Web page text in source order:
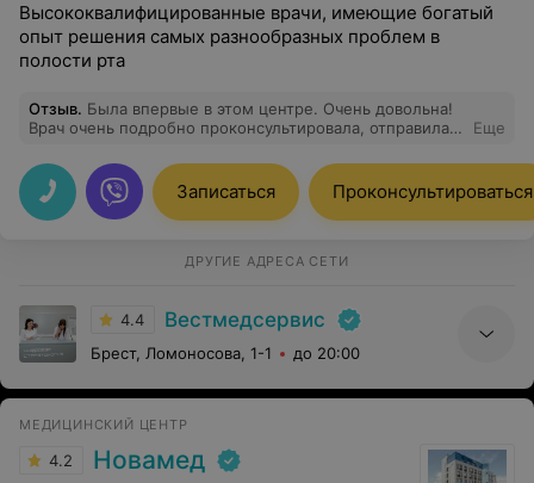
Высококвалифицированные врачи, имеющие богатый
опыт решения самых разнообразных проблем в
полости рта
Отзыв. Была впервые в этом центре. Очень довольна!
Врач очень подробно проконсультировала, отправила
проблемным зубам. А затем очень легко и
безболезненно удалила мне зуб, точнее, то, что от
него осталось. Я думала, что будет очень сложно. А в
действительности и оглянуться не успела, как все
снова записаться к этому врачу.
Еще
Записаться Проконсультироваться
ДРУГИЕ АДРЕСА СЕТИ
4.4 Вестмедсервис
Брест, Ломоносова, 1-1 до 20:00
МЕДИЦИНСКИЙ ЦЕНТР
4.2 Новамед